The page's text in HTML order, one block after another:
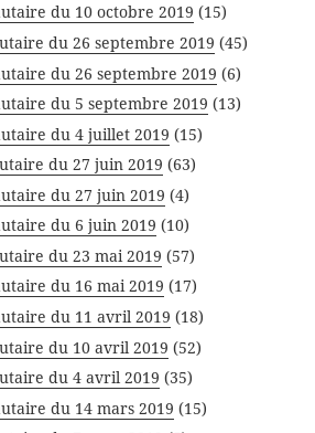
du 10 octobre 2019 (15)
du 26 septembre 2019 (45)
du 26 septembre 2019 (6)
du 5 septembre 2019 (13)
du 4 juillet 2019 (15)
du 27 juin 2019 (63)
du 27 juin 2019 (4)
du 6 juin 2019 (10)
du 23 mai 2019 (57)
du 16 mai 2019 (17)
du 11 avril 2019 (18)
du 10 avril 2019 (52)
du 4 avril 2019 (35)
du 14 mars 2019 (15)